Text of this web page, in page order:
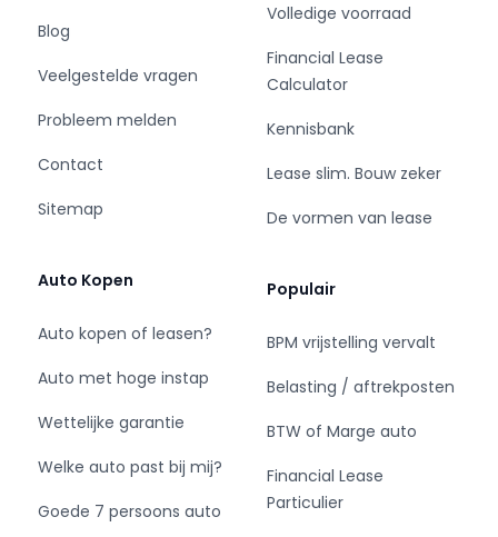
Blog
Veelgestelde vragen
Probleem melden
Contact
Sitemap
Auto Kopen
Auto kopen of leasen?
Auto met hoge instap
Wettelijke garantie
Welke auto past bij mij?
Goede 7 persoons auto
Volledige voorraad
Financial Lease
Calculator
Kennisbank
Lease slim. Bouw zeker
De vormen van lease
Populair
BPM vrijstelling vervalt
Belasting / aftrekposten
BTW of Marge auto
Financial Lease
Particulier